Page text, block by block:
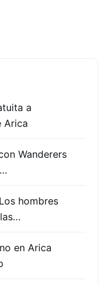
a
Arica
Wanderers
hombres
en Arica